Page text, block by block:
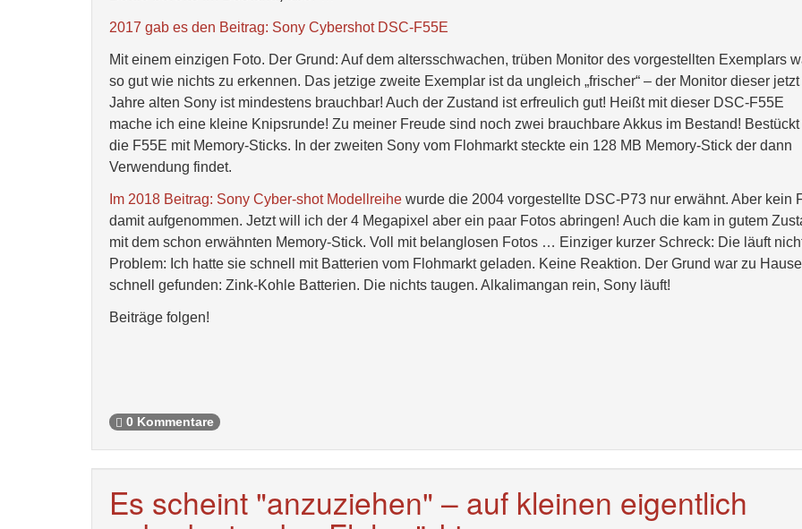
2017 gab es den Beitrag: Sony Cybershot DSC-F55E
Mit einem einzigen Foto. Der Grund: Auf dem altersschwachen, trüben Monitor des vorgestellten Exemplars
so gut wie nichts zu erkennen. Das jetzige zweite Exemplar ist da ungleich „frischer“ – der Monitor dieser
Jahre alten Sony ist mindestens brauchbar! Auch der Zustand ist erfreulich gut! Heißt mit dieser DSC-F55E
mache ich eine kleine Knipsrunde! Zu meiner Freude sind noch zwei brauchbare Akkus im Bestand! Bestückt
die F55E mit Memory-Sticks. In der zweiten Sony vom Flohmarkt steckte ein 128 MB Memory-Stick der dann
Verwendung findet.
Im 2018 Beitrag: Sony Cyber-shot Modellreihe wurde die 2004 vorgestellte DSC-P73 nur erwähnt. Aber kein
damit aufgenommen. Jetzt will ich der 4 Megapixel aber ein paar Fotos abringen! Auch die kam in gutem
mit dem schon erwähnten Memory-Stick. Voll mit belanglosen Fotos … Einziger kurzer Schreck: Die läuft
Problem: Ich hatte sie schnell mit Batterien vom Flohmarkt geladen. Keine Reaktion. Der Grund war zu Hause
schnell gefunden: Zink-Kohle Batterien. Die nichts taugen. Alkalimangan rein, Sony läuft!
Beiträge folgen!
0 Kommentare
Es scheint "anzuziehen" – auf kleinen eigentlich